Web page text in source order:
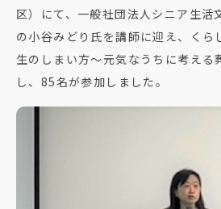
区）にて、一般社団法人シニア生
の小谷みどり氏を講師に迎え、くら
生のしまい方～元気なうちに考える
し、85名が参加しました。